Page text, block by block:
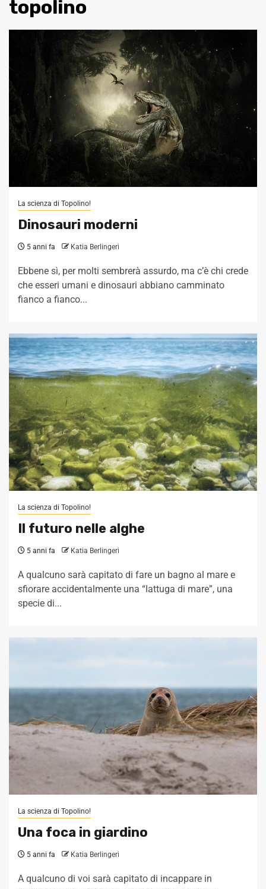
topolino
La scienza di Topolino!
Dinosauri moderni
5 anni fa Katia Berlingeri
Ebbene sì, per molti sembrerà assurdo, ma c’è chi crede
che esseri umani e dinosauri abbiano camminato
fianco a fianco...
La scienza di Topolino!
Il futuro nelle alghe
5 anni fa Katia Berlingeri
A qualcuno sarà capitato di fare un bagno al mare e
sfiorare accidentalmente una “lattuga di mare”, una
specie di...
La scienza di Topolino!
Una foca in giardino
5 anni fa Katia Berlingeri
A qualcuno di voi sarà capitato di incappare in